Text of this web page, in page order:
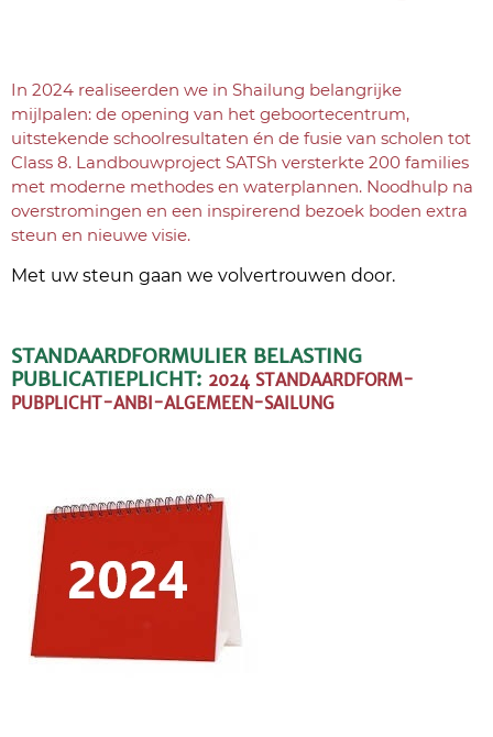
In 2024 realiseerden we in Shailung belangrijke
mijlpalen: de opening van het geboortecentrum,
uitstekende schoolresultaten én de fusie van scholen tot
Class 8. Landbouwproject SATSh versterkte 200 families
met moderne methodes en waterplannen. Noodhulp na
overstromingen en een inspirerend bezoek boden extra
steun en nieuwe visie.
Met uw steun gaan we volvertrouwen door.
STANDAARDFORMULIER BELASTING
PUBLICATIEPLICHT: 2024 STANDAARDFORM-
PUBPLICHT-ANBI-ALGEMEEN-SAILUNG